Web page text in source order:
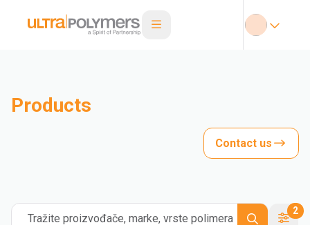
Products
Contact us
Tražite proizvođače, marke, vrste polimera
2